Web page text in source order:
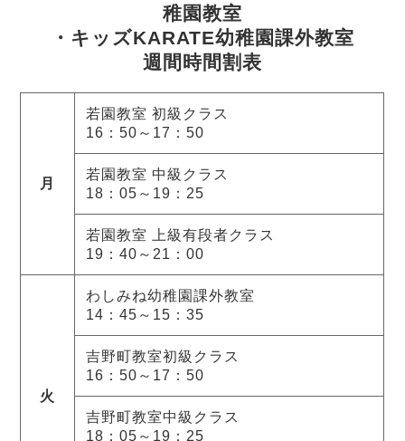
稚園教室
・キッズKARATE幼稚園課外教室
週間時間割表
月
若園教室 初級クラス
16：50～17：50
若園教室 中級クラス
18：05～19：25
若園教室 上級有段者クラス
19：40～21：00
火
わしみね幼稚園課外教室
14：45～15：35
吉野町教室初級クラス
16：50～17：50
吉野町教室中級クラス
18：05～19：25